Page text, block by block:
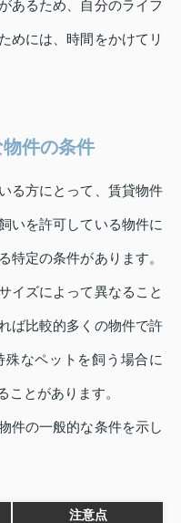
あるため、自分のライフ
めには、時間をかけてリ
件の条件
る方にとって、賃貸物件
いを許可している物件に
特定の条件があります。
イズによって異なること
ば比較的多くの物件で許
なペットを飼う場合に
ことがあります。
件の一般的な条件を示し
注意点